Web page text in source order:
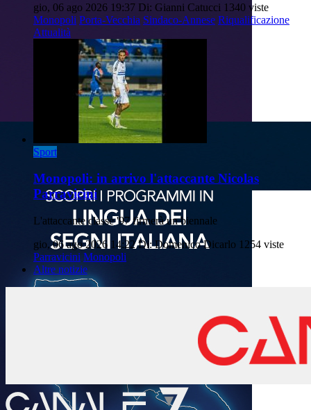
gio, 06 ago 2026 19:37 Di: Gianni Catucci 1340 viste
Monopoli Porta-Vecchia Sindaco-Annese Riqualificazione
Attualità
Sport
Monopoli: in arrivo l'attaccante Nicolas
Parravicini
L'attaccante classe '97 firmerà un biennale
gio, 06 ago 2026 14:22 Di: Domenico Dicarlo 1254 viste
Parravicini Monopoli
Altre notizie